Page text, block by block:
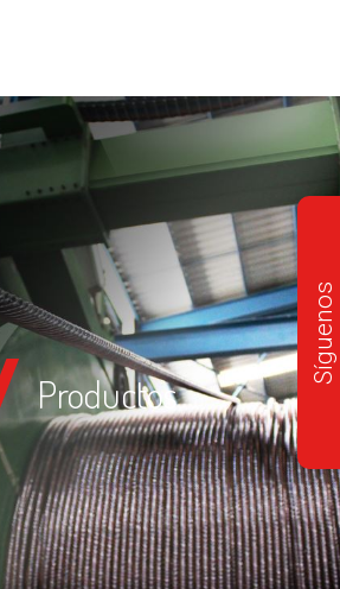
Síguenos
Productos